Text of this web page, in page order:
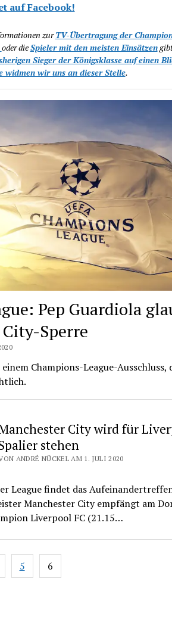
auf Facebook!
zurTV-Übertragung der
oder dieSpieler mit den meisten Einsätzen
Sieger der Königsklasse auf einen
widmen wir uns an dieser Stelle.
Pep Guardiola
Sperre
Champions-League-Ausschluss,
City wird für
stehen
ANDRÉ NÜCKEL AM 1. JULI 2020
League findet das
Manchester City empfängt am
Liverpool FC (21.15…
5 6